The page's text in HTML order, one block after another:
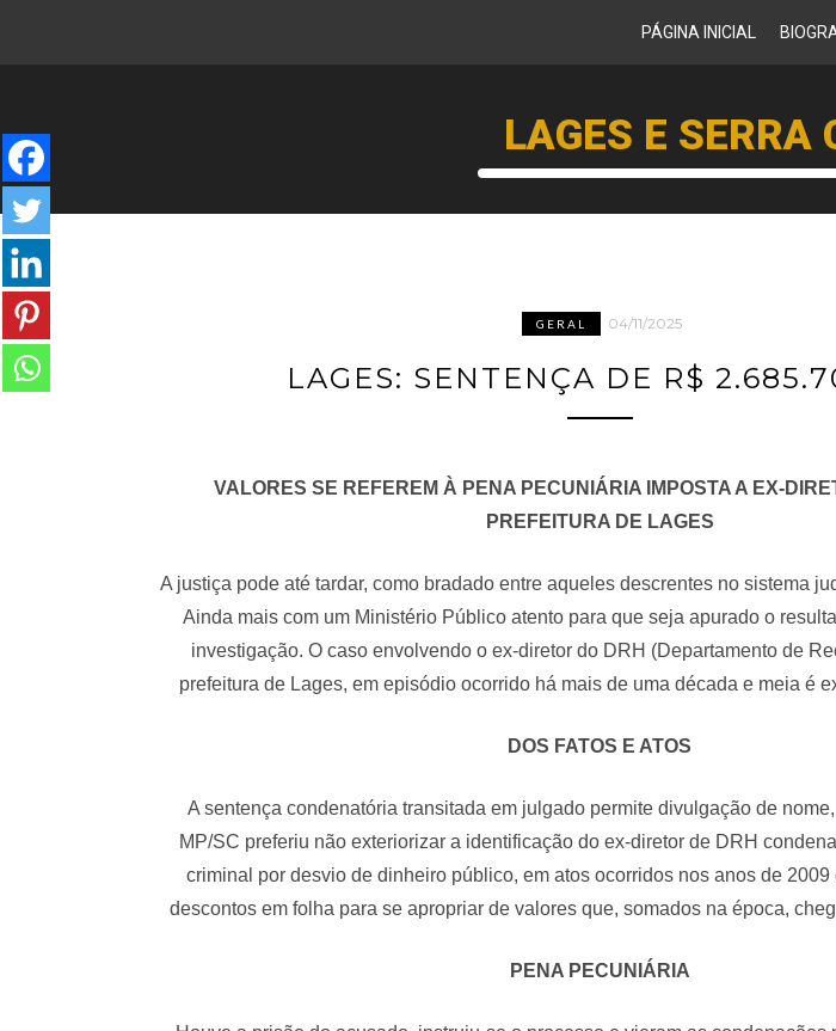
PÁGINA INICIAL
LAGES E SERRA
GERAL 04/11/2025
LAGES: SENTENÇA DE R$
VALORES SE REFEREM À PENA PECUNIÁRIA IMPOSTA A EX-
PREFEITURA DE LAGES
A justiça pode até tardar, como bradado entre aqueles descrentes no sistema
Ainda mais com um Ministério Público atento para que seja apurado o
investigação. O caso envolvendo o ex-diretor do DRH (Departamento de
prefeitura de Lages, em episódio ocorrido há mais de uma década e meia é
DOS FATOS E ATOS
A sentença condenatória transitada em julgado permite divulgação de
MP/SC preferiu não exteriorizar a identificação do ex-diretor de DRH
criminal por desvio de dinheiro público, em atos ocorridos nos anos de
descontos em folha para se apropriar de valores que, somados na época,
PENA PECUNIÁRIA